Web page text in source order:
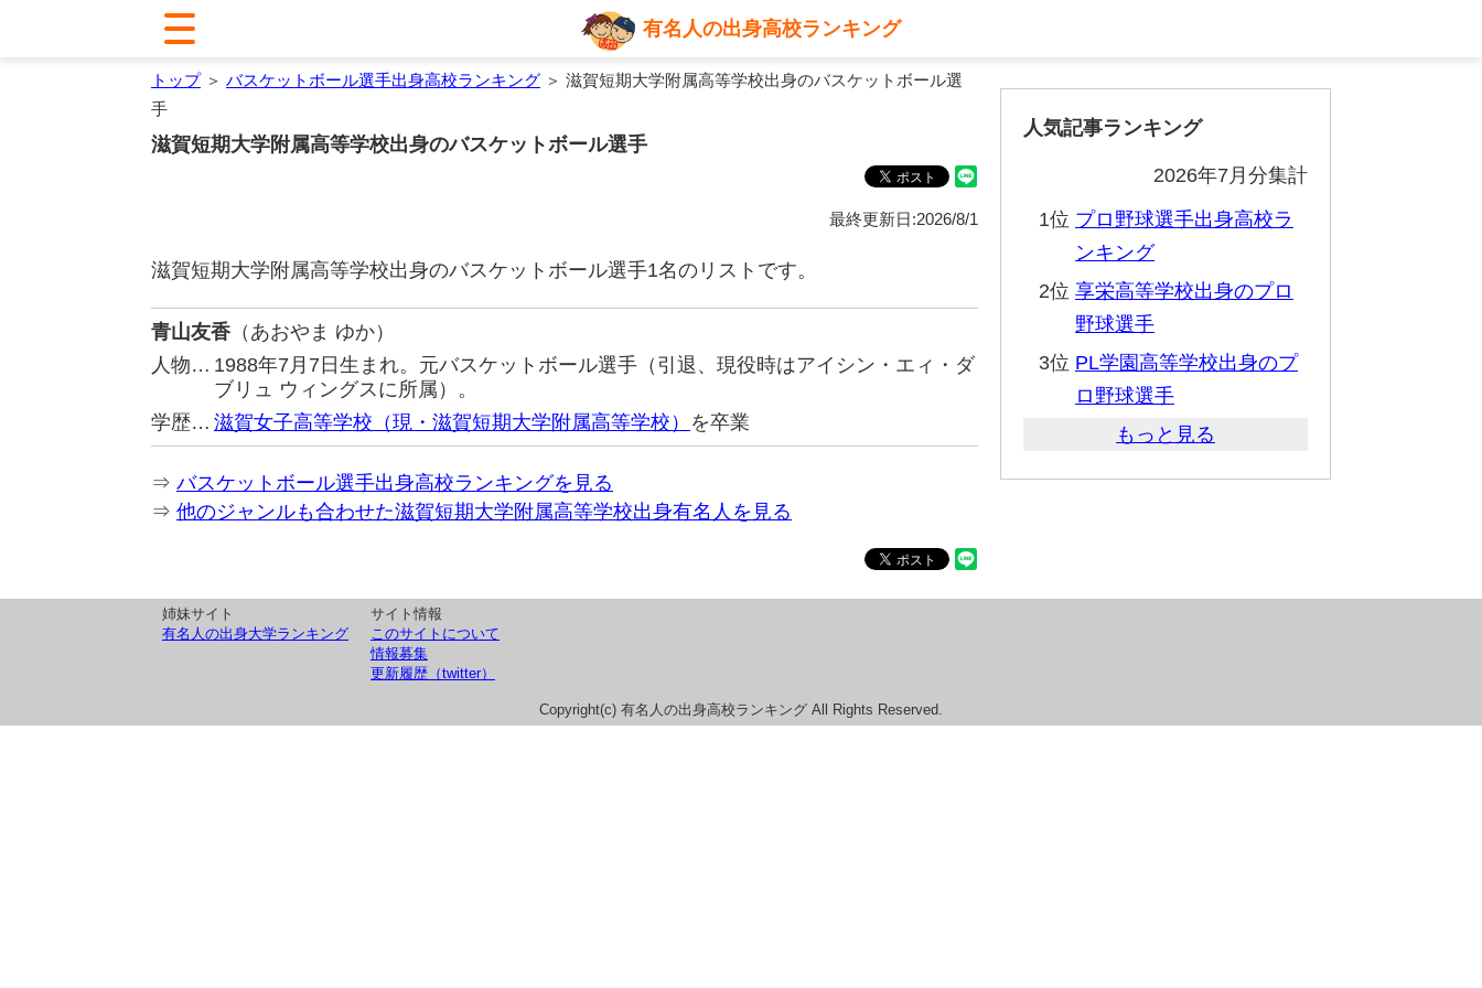
有名人の出身高校ランキング
トップ＞ バスケットボール選手出身高校ランキング ＞ 滋賀短期大学附属高等学校出身のバスケットボール選
手
滋賀短期大学附属高等学校出身のバスケットボール選手
最終更新日:2026/8/1
滋賀短期大学附属高等学校出身のバスケットボール選手1名のリストです。
青山友香 （あおやま ゆか）
人物… 1988年7月7日生まれ。元バスケットボール選手（引退、現役時はアイシン・エィ・ダ
ブリュ ウィングスに所属）。
学歴… 滋賀女子高等学校（現・滋賀短期大学附属高等学校） を卒業
⇒ バスケットボール選手出身高校ランキングを見る
⇒ 他のジャンルも合わせた滋賀短期大学附属高等学校出身有名人を見る
人気記事ランキング
2026年7月分集計
1位 プロ野球選手出身高校ラ
ンキング
2位 享栄高等学校出身のプロ
野球選手
3位 PL学園高等学校出身のプ
ロ野球選手
もっと見る
姉妹サイト
有名人の出身大学ランキング
サイト情報
このサイトについて
情報募集
更新履歴（twitter）
Copyright(c) 有名人の出身高校ランキング All Rights Reserved.